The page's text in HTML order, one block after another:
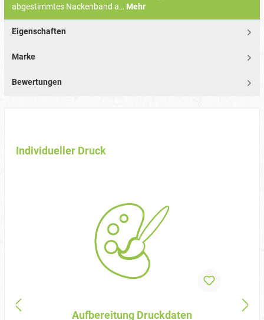
abgestimmtes Nackenband a… Mehr
Eigenschaften
Marke
Bewertungen
Individueller Druck
Aufbereitung Druckdaten